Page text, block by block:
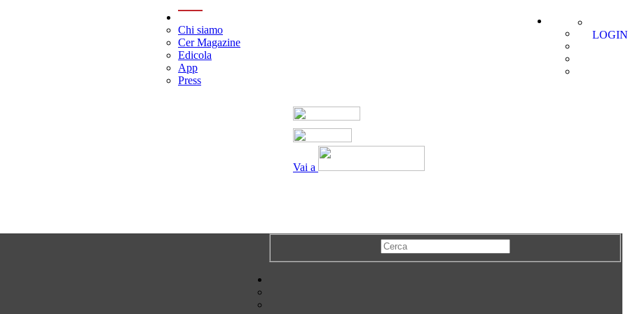
Vai a
Chi siamo
Cer Magazine
Edicola
App
Press
LOGIN